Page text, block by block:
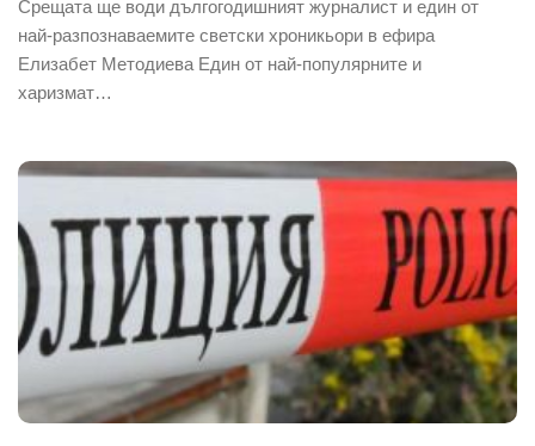
Срещата ще води дългогодишният журналист и един от
най-разпознаваемите светски хроникьори в ефира
Елизабет Методиева Един от най-популярните и
харизмат…